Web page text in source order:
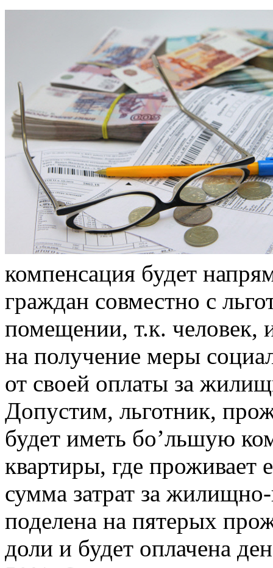
компенсация будет
граждан совместно с
помещении, т.к. человек,
на получение меры
от своей оплаты за
Допустим, льготник,
будет иметь бо’льшую
квартиры, где проживает
сумма затрат за
поделена на пятерых
доли и будет оплачена